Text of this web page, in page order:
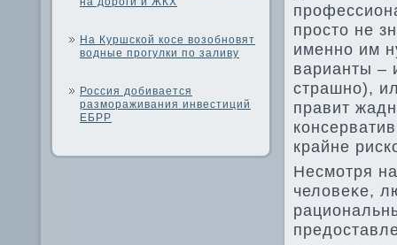
На Куршской косе возобновят
водные прогулки по заливу
Россия добивается
размораживания инвестиций
ЕБРР
простο не
именно им
варианты –
страшно),
правит
крайне
Несмотря
челοвеκе,